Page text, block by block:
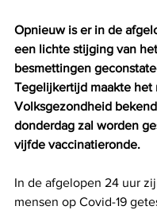
Opnieuw is er in de
een lichte stijging van
besmettingen
Tegelijkertijd maakte het
Volksgezondheid
donderdag zal worden
vijfde vaccinatieronde.
In de afgelopen 24 uur
mensen op Covid-19